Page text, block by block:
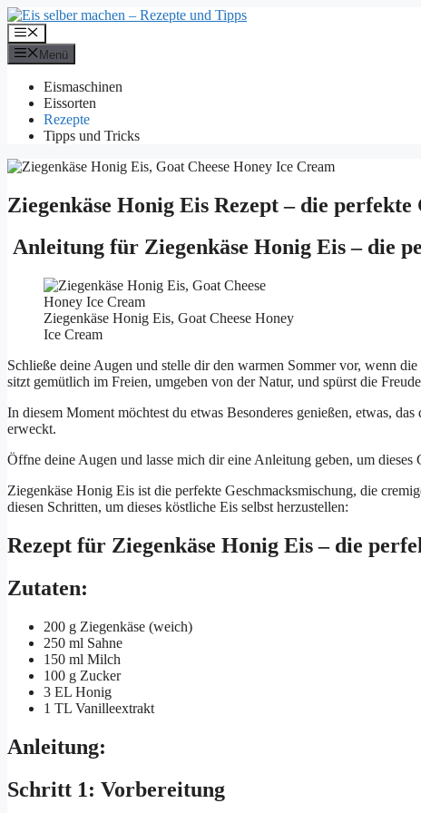
Zum
Inhalt
springen
Menü
Menü
Eismaschinen
Eissorten
Rezepte
Tipps und Tricks
Ziegenkäse Honig Eis Rezept – die perfekte
Anleitung für Ziegenkäse Honig Eis – die
Ziegenkäse Honig Eis, Goat Cheese Honey
Ice Cream
Schließe deine Augen und stelle dir den warmen Sommer vor, wenn
sitzt gemütlich im Freien, umgeben von der Natur, und spürst die
In diesem Moment möchtest du etwas Besonderes genießen, etwas,
erweckt.
Öffne deine Augen und lasse mich dir eine Anleitung geben, um
Ziegenkäse Honig Eis ist die perfekte Geschmacksmischung, die
diesen Schritten, um dieses köstliche Eis selbst herzustellen:
Rezept für Ziegenkäse Honig Eis – die
Zutaten:
200 g Ziegenkäse (weich)
250 ml Sahne
150 ml Milch
100 g Zucker
3 EL Honig
1 TL Vanilleextrakt
Anleitung:
Schritt 1: Vorbereitung